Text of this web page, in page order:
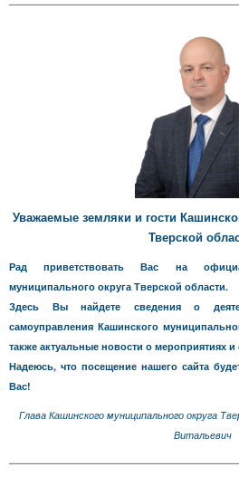
Уважаемые земляки и гости
Тверской
Рад приветствовать Вас на
муниципального округа Тверской области.
Здесь Вы найдете сведения о
самоуправления Кашинского
также актуальные новости о мероприятиях и
Надеюсь, что посещение нашего сайта
Вас!
Глава Кашинского муниципального округа
Витальевич